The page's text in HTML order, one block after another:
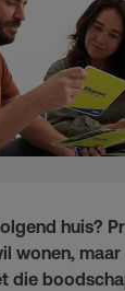
huis?
wonen,
die